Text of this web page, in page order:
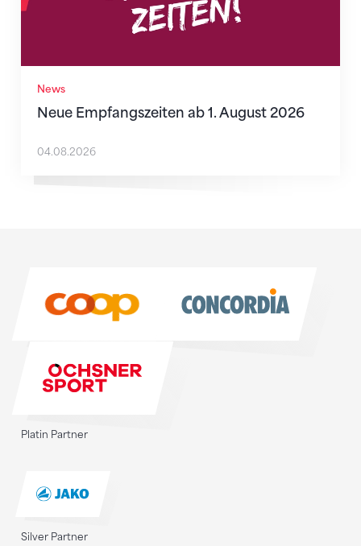
News
Neue Empfangszeiten ab 1. August 2026
04.08.2026
Platin Partner
Silver Partner